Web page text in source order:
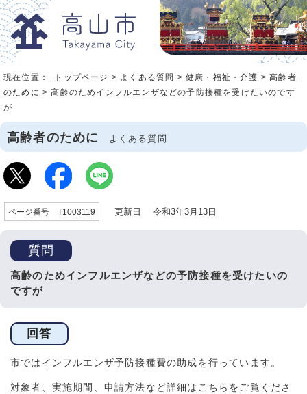
現在位置： トップページ > よくある質問 >健康・福祉・介護 >高齢者
のために > 高齢のためインフルエンザなどの予防接種を受けたいのです
が
高齢者のために よくある質問
ページ番号 T1003119 更新日 令和3年3月13日
質問
高齢のためインフルエンザなどの予防接種を受けたいの
ですが
回答
市ではインフルエンザ予防接種費の助成を行っています。
対象者、実施期間、申請方法など詳細はこちらをご覧くださ